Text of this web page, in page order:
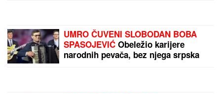
UMRO ČUVENI SLOBODAN BOBA
SPASOJEVIĆ Obeležio karijere
narodnih pevača, bez njega srpska